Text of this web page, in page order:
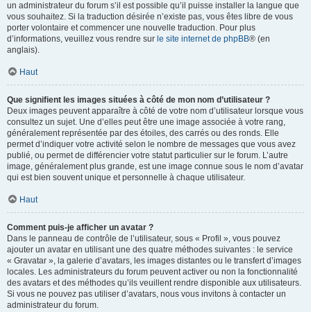
un administrateur du forum s’il est possible qu’il puisse installer la langue que
vous souhaitez. Si la traduction désirée n’existe pas, vous êtes libre de vous
porter volontaire et commencer une nouvelle traduction. Pour plus
d’informations, veuillez vous rendre sur le site internet de phpBB® (en
anglais).
Haut
Que signifient les images situées à côté de mon nom d’utilisateur ?
Deux images peuvent apparaître à côté de votre nom d’utilisateur lorsque vous
consultez un sujet. Une d’elles peut être une image associée à votre rang,
généralement représentée par des étoiles, des carrés ou des ronds. Elle
permet d’indiquer votre activité selon le nombre de messages que vous avez
publié, ou permet de différencier votre statut particulier sur le forum. L’autre
image, généralement plus grande, est une image connue sous le nom d’avatar
qui est bien souvent unique et personnelle à chaque utilisateur.
Haut
Comment puis-je afficher un avatar ?
Dans le panneau de contrôle de l’utilisateur, sous « Profil », vous pouvez
ajouter un avatar en utilisant une des quatre méthodes suivantes : le service
« Gravatar », la galerie d’avatars, les images distantes ou le transfert d’images
locales. Les administrateurs du forum peuvent activer ou non la fonctionnalité
des avatars et des méthodes qu’ils veuillent rendre disponible aux utilisateurs.
Si vous ne pouvez pas utiliser d’avatars, nous vous invitons à contacter un
administrateur du forum.